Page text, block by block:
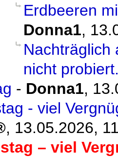
Erdbeeren
Donna1,
Nachträglich
nicht
- Donna1,
- viel
, 13.05.2026,
– viel